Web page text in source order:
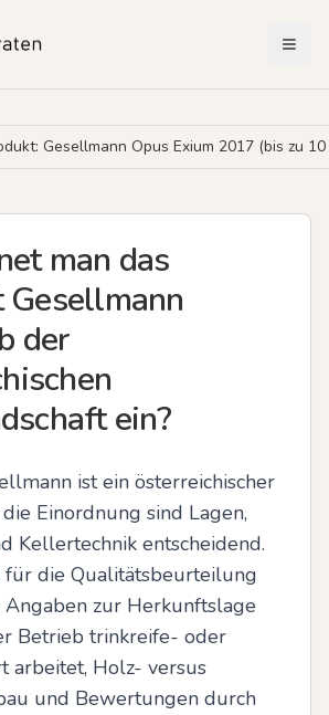
Gesellmann Opus Exium 2017 (bis zu
man das
der
ein?
ist ein österreichischer
Einordnung sind Lagen,
Kellertechnik entscheidend.
für die Qualitätsbeurteilung
zur Herkunftslage
Betrieb trinkreife- oder
arbeitet, Holz- versus
und Bewertungen durch